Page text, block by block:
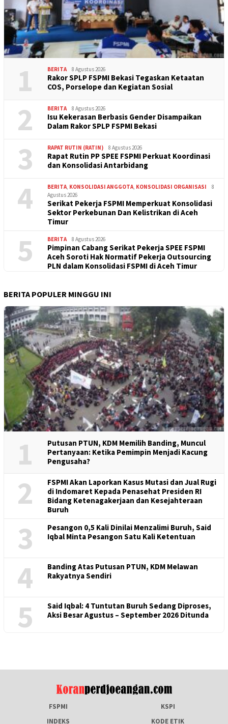
1 BERITA 8 Agustus 2026
Rakor SPLP FSPMI Bekasi Tegaskan Ketaatan
COS, Porselope dan Kegiatan Sosial
2 BERITA 8 Agustus 2026
Isu Kekerasan Berbasis Gender Disampaikan
Dalam Rakor SPLP FSPMI Bekasi
3 RAPAT RUTIN (RATIN) 8 Agustus 2026
Rapat Rutin PP SPEE FSPMI Perkuat Koordinasi
dan Konsolidasi Antarbidang
4 BERITA, KONSOLIDASI ANGGOTA, KONSOLIDASI ORGANISASI
8
Agustus 2026
Serikat Pekerja FSPMI Memperkuat Konsolidasi
Sektor Perkebunan Dan Kelistrikan di Aceh
Timur
5 BERITA 8 Agustus 2026
Pimpinan Cabang Serikat Pekerja SPEE FSPMI
Aceh Soroti Hak Normatif Pekerja Outsourcing
PLN dalam Konsolidasi FSPMI di Aceh Timur
BERITA POPULER MINGGU INI
1
Putusan PTUN, KDM Memilih Banding, Muncul
Pertanyaan: Ketika Pemimpin Menjadi Kacung
Pengusaha?
2
FSPMI Akan Laporkan Kasus Mutasi dan Jual Rugi
di Indomaret Kepada Penasehat Presiden RI
Bidang Ketenagakerjaan dan Kesejahteraan
Buruh
3
Pesangon 0,5 Kali Dinilai Menzalimi Buruh, Said
Iqbal Minta Pesangon Satu Kali Ketentuan
4
Banding Atas Putusan PTUN, KDM Melawan
Rakyatnya Sendiri
5
Said Iqbal: 4 Tuntutan Buruh Sedang Diproses,
Aksi Besar Agustus – September 2026 Ditunda
FSPMI
KSPI
INDEKS
KODE ETIK